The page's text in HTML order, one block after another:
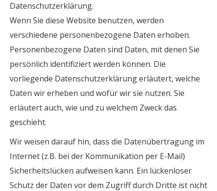
Datenschutzerklärung.
Wenn Sie diese Website benutzen, werden
verschiedene personenbezogene Daten erhoben.
Personenbezogene Daten sind Daten, mit denen Sie
persönlich identifiziert werden können. Die
vorliegende Datenschutzerklärung erläutert, welche
Daten wir erheben und wofür wir sie nutzen. Sie
erläutert auch, wie und zu welchem Zweck das
geschieht.
Wir weisen darauf hin, dass die Datenübertragung im
Internet (z.B. bei der Kommunikation per E-Mail)
Sicherheitslücken aufweisen kann. Ein lückenloser
Schutz der Daten vor dem Zugriff durch Dritte ist nicht